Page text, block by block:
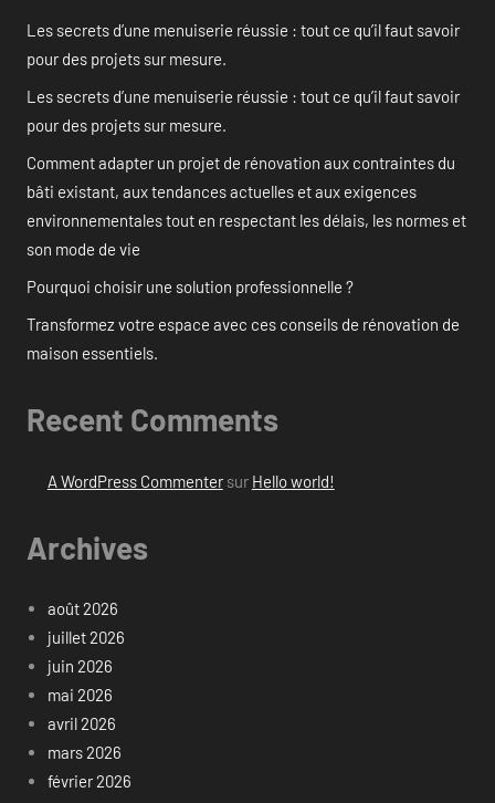
Les secrets d’une menuiserie réussie : tout ce qu’il faut savoir
pour des projets sur mesure.
Les secrets d’une menuiserie réussie : tout ce qu’il faut savoir
pour des projets sur mesure.
Comment adapter un projet de rénovation aux contraintes du
bâti existant, aux tendances actuelles et aux exigences
environnementales tout en respectant les délais, les normes et
son mode de vie
Pourquoi choisir une solution professionnelle ?
Transformez votre espace avec ces conseils de rénovation de
maison essentiels.
Recent Comments
A WordPress Commentersur Hello world!
Archives
août 2026
juillet 2026
juin 2026
mai 2026
avril 2026
mars 2026
février 2026